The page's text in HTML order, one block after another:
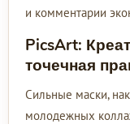
и комментарии
PicsArt:
точечная
Сильные маски,
молодежных